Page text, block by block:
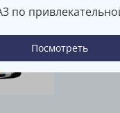
по
Посмотреть